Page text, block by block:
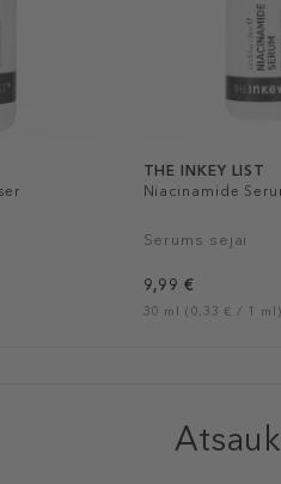
THE INKEY LIST
Niacinamide
Serums sejai
9,99 €
30 ml (0,33 € / 1 ml)